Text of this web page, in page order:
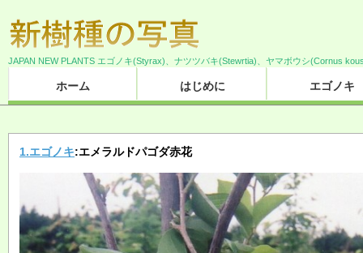
JAPAN NEW PLANTS エゴノキ(Styrax)、ナツツバキ(Stewrtia)、ヤマボウシ(Cornus
ホーム はじめに エゴノキ
1.エゴノキ:エメラルドパゴダ赤花